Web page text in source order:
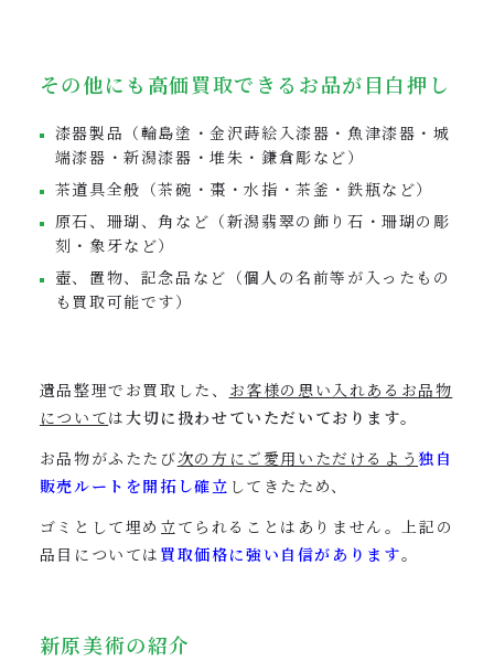
その他にも高価買取できるお品が目白押し
漆器製品（輪島塗・金沢蒔絵入漆器・魚津漆器・城
端漆器・新潟漆器・堆朱・鎌倉彫など）
茶道具全般（茶碗・棗・水指・茶釜・鉄瓶など）
原石、珊瑚、角など（新潟翡翠の飾り石・珊瑚の彫
刻・象牙など）
壺、置物、記念品など（個人の名前等が入ったもの
も買取可能です）
遺品整理でお買取した、 お客様の思い入れあるお品物
については大切に扱わせていただいております。
お品物がふたたび次の方にご愛用いただけるよう独自
販売ルートを開拓し確立 してきたため、
ゴミとして埋め立てられることはありません。上記の
品目については 買取価格に強い自信があります。
新原美術の紹介